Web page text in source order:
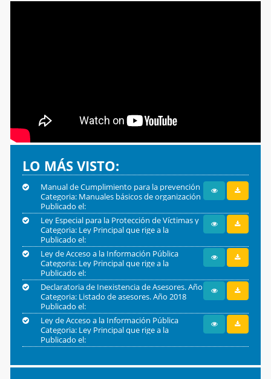
LO MÁS VISTO:
Manual de Cumplimiento para la prevención
del lavado de dinero y de activos soborno
fraude y corrupción UTE
Categoria: Manuales básicos de organización
Publicado el:
Ley Especial para la Protección de Víctimas y
Testigos
Categoria: Ley Principal que rige a la
institución
Publicado el:
Ley de Acceso a la Información Pública
Categoria: Ley Principal que rige a la
institución
Publicado el:
Declaratoria de Inexistencia de Asesores. Año
2018
Categoria: Listado de asesores. Año 2018
Publicado el:
Ley de Acceso a la Información Pública
Categoria: Ley Principal que rige a la
institución
Publicado el: